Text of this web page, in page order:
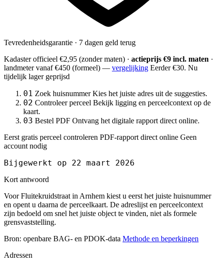
Tevredenheidsgarantie · 7 dagen geld terug
Kadaster officieel €2,95 (zonder maten) · actieprijs €9 incl. maten ·
landmetervanaf €450 (formeel) — vergelijking Eerder €30. Nu
tijdelijk lager geprijsd
01 Zoek huisnummer Kies het juiste adres uit de suggesties.
02 Controleer perceel Bekijk ligging en perceelcontext op de
kaart.
03 Bestel PDF Ontvang het digitale rapport direct online.
Eerst gratis perceel controleren PDF-rapport direct online Geen
account nodig
Bijgewerkt op 22 maart 2026
Kort antwoord
Voor Fluitekruidstraat in Arnhem kiest u eerst het juiste huisnummer
en opent u daarna de perceelkaart. De adreslijst en perceelcontext
zijn bedoeld om snel het juiste object te vinden, niet als formele
grensvaststelling.
Bron: openbare BAG- en PDOK-data Methode en beperkingen
Adressen